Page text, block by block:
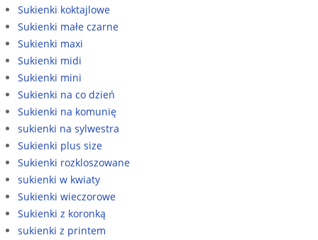
Sukienki koktajlowe
Sukienki małe czarne
Sukienki maxi
Sukienki midi
Sukienki mini
Sukienki na co dzień
Sukienki na komunię
sukienki na sylwestra
Sukienki plus size
Sukienki rozkloszowane
sukienki w kwiaty
Sukienki wieczorowe
Sukienki z koronką
sukienki z printem